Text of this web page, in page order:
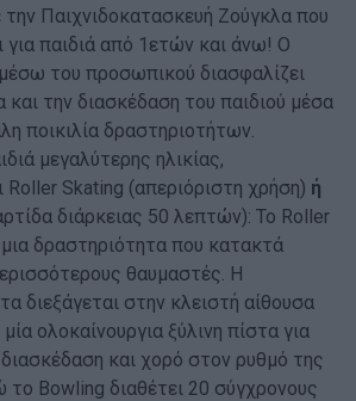
την Παιχνιδοκατασκευή Ζούγκλα που
για παιδιά από 1ετών και άνω! Ο
του προσωπικού διασφαλίζει
και την διασκέδαση του παιδιού μέσα
ποικιλία δραστηριοτήτων.
μεγαλύτερης ηλικίας,
Skating (απεριόριστη χρήση) ή
διάρκειας 50 λεπτών): Το Roller
μια δραστηριότητα που κατακτά
θαυμαστές. Η
διεξάγεται στην κλειστή αίθουσα
ολοκαίνουργια ξύλινη πίστα για
και χορό στον ρυθμό της
το Bowling διαθέτει 20 σύγχρονους